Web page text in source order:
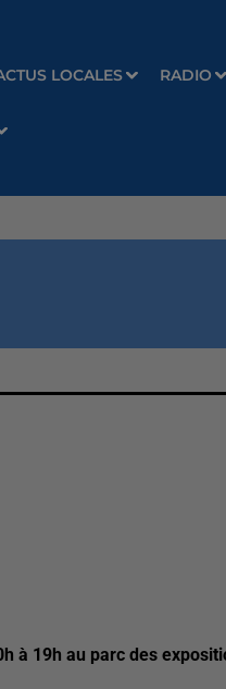
LOCALES RADIO
à 19h au parc des